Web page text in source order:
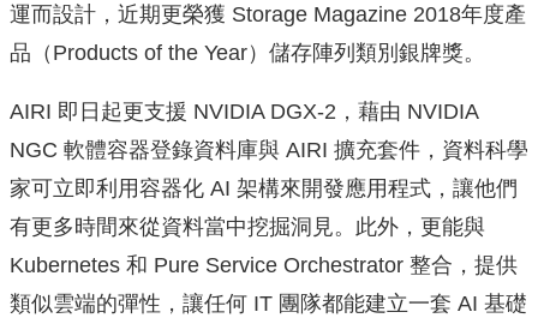
運而設計，近期更榮獲 Storage Magazine 2018年度產
品（Products of the Year）儲存陣列類別銀牌獎。
AIRI 即日起更支援 NVIDIA DGX-2，藉由 NVIDIA
NGC 軟體容器登錄資料庫與 AIRI 擴充套件，資料科學
家可立即利用容器化 AI 架構來開發應用程式，讓他們
有更多時間來從資料當中挖掘洞見。此外，更能與
Kubernetes 和 Pure Service Orchestrator 整合，提供
類似雲端的彈性，讓任何 IT 團隊都能建立一套 AI 基礎